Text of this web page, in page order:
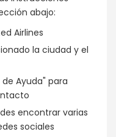
abajo:
Airlines
la ciudad y el
Ayuda" para
encontrar varias
sociales